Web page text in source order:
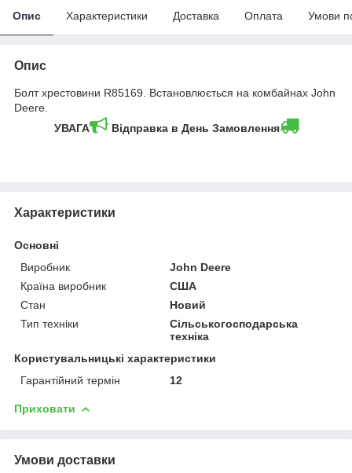
Опис Характеристики Доставка Оплата Умови
Опис
Болт хрестовини R85169. Встановлюється на комбайнах John
Deere.
УВАГА
Відправка в День Замовлення
Характеристики
Основні
Виробник
John Deere
Країна виробник
США
Стан
Новий
Тип техніки
Сільськогосподарська
техніка
Користувальницькі характеристики
Гарантійний термін
12
Приховати
Умови доставки